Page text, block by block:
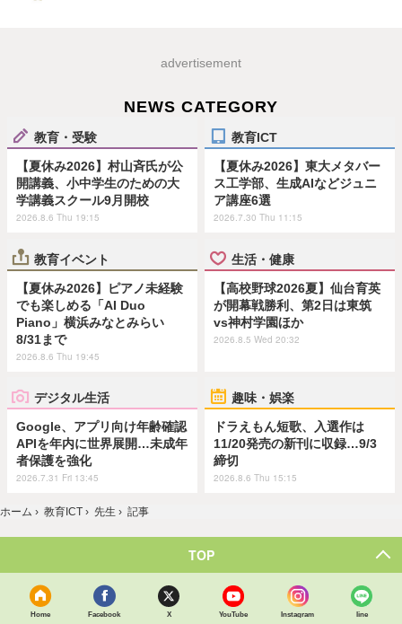
advertisement
NEWS CATEGORY
教育・受験
【夏休み2026】村山斉氏が公
開講義、小中学生のための大
学講義スクール9月開校
2026.8.6 Thu 19:15
教育ICT
【夏休み2026】東大メタバー
ス工学部、生成AIなどジュニ
ア講座6選
2026.7.30 Thu 11:15
教育イベント
【夏休み2026】ピアノ未経験
でも楽しめる「AI Duo
Piano」横浜みなとみらい
8/31まで
2026.8.6 Thu 19:45
生活・健康
【高校野球2026夏】仙台育英
が開幕戦勝利、第2日は東筑
vs神村学園ほか
2026.8.5 Wed 20:32
デジタル生活
Google、アプリ向け年齢確認
APIを年内に世界展開…未成年
者保護を強化
2026.7.31 Fri 13:45
趣味・娯楽
ドラえもん短歌、入選作は
11/20発売の新刊に収録…9/3
締切
2026.8.6 Thu 15:15
ホーム › 教育ICT › 先生 › 記事
TOP
Home Facebook X YouTube Instagram line